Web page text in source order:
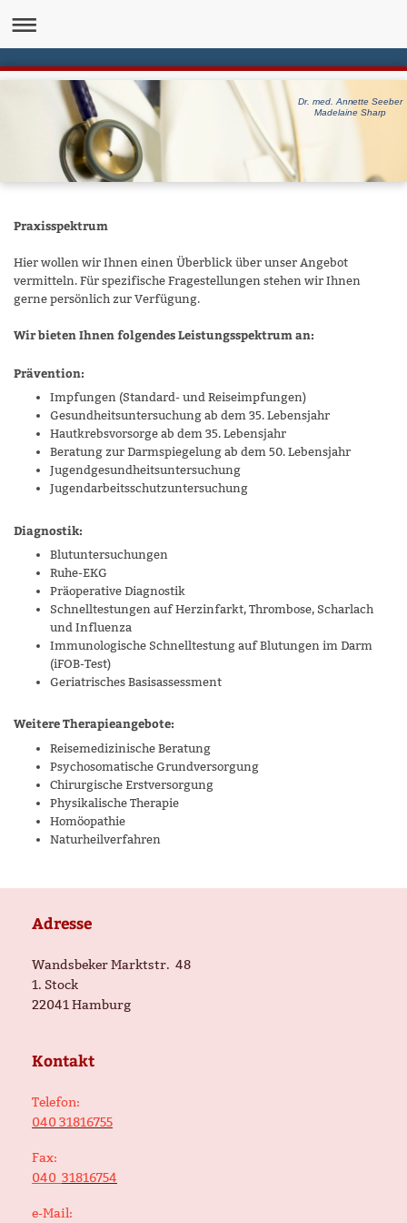
Dr. med. Annette Seeber
Madelaine Sharp
Praxisspektrum
Hier wollen wir Ihnen einen Überblick über unser Angebot
vermitteln. Für spezifische Fragestellungen stehen wir Ihnen
gerne persönlich zur Verfügung.
Wir bieten Ihnen folgendes Leistungsspektrum an:
Prävention:
Impfungen (Standard- und Reiseimpfungen)
Gesundheitsuntersuchung ab dem 35. Lebensjahr
Hautkrebsvorsorge ab dem 35. Lebensjahr
Beratung zur Darmspiegelung ab dem 50. Lebensjahr
Jugendgesundheitsuntersuchung
Jugendarbeitsschutzuntersuchung
Diagnostik:
Blutuntersuchungen
Ruhe-EKG
Präoperative Diagnostik
Schnelltestungen auf Herzinfarkt, Thrombose, Scharlach
und Influenza
Immunologische Schnelltestung auf Blutungen im Darm
(iFOB-Test)
Geriatrisches Basisassessment
Weitere Therapieangebote:
Reisemedizinische Beratung
Psychosomatische Grundversorgung
Chirurgische Erstversorgung
Physikalische Therapie
Homöopathie
Naturheilverfahren
Adresse
Wandsbeker Marktstr. 48
1. Stock
22041Hamburg
Kontakt
Telefon:
040 31816755
Fax:
040 31816754
e-Mail: